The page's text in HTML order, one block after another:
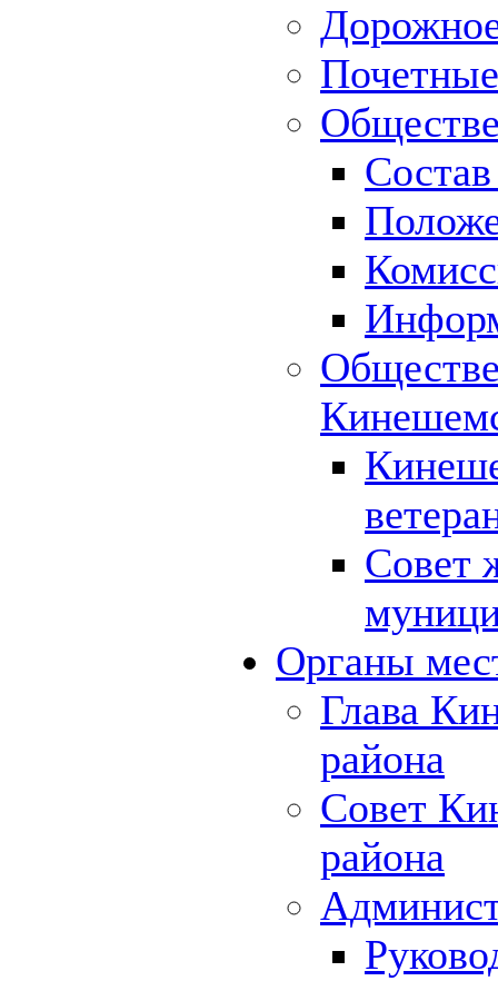
Совет
Органы
Глава
района
Совет
района